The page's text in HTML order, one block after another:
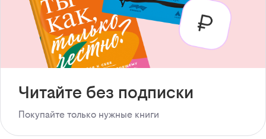
Читайте без подписки
Покупайте только нужные книги